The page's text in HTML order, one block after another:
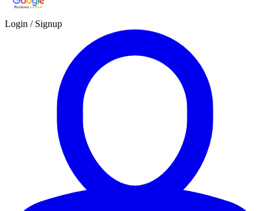
Login / Signup